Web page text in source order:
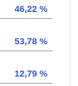
46,22 %
53,78 %
12,79 %